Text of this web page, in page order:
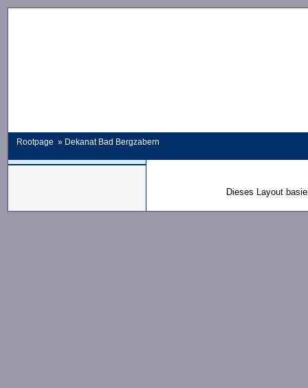
Rootpage » Dekanat Bad Bergzabern
Dieses Layout